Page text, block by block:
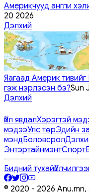
Америкчууд англи
20 2026
Дэлхий
Яагаад Америк
гэж нэрлэсэн бэ?Sun
Дэлхий
Үйл явдалХэрэгтэй
мэдээУлс төрЭдийн
мэндБоловсрол
ЭнтэртайнмэнтСпорт
Бидний тухай
© 2020 - 2026 Anu.mn,